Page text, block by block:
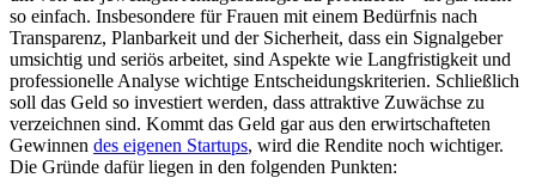
so einfach. Insbesondere für Frauen mit einem Bedürfnis nach
Transparenz, Planbarkeit und der Sicherheit, dass ein Signalgeber
umsichtig und seriös arbeitet, sind Aspekte wie Langfristigkeit und
professionelle Analyse wichtige Entscheidungskriterien. Schließlich
soll das Geld so investiert werden, dass attraktive Zuwächse zu
verzeichnen sind. Kommt das Geld gar aus den erwirtschafteten
Gewinnen des eigenen Startups, wird die Rendite noch wichtiger.
Die Gründe dafür liegen in den folgenden Punkten: